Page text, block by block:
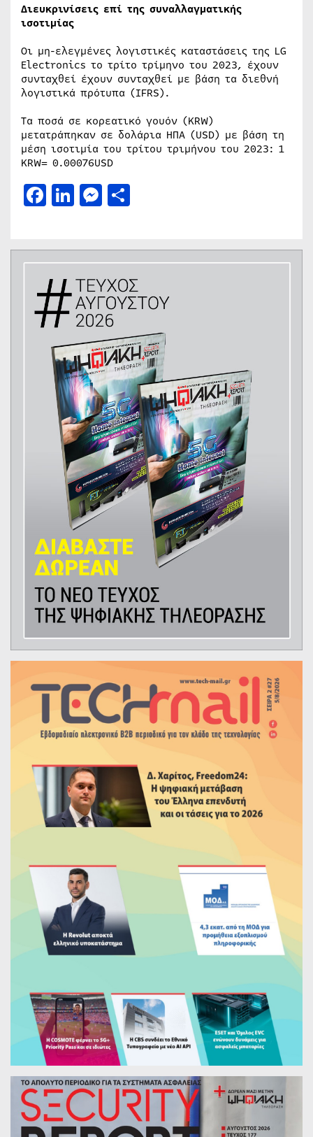
Διευκρινίσεις επί της συναλλαγματικής
ισοτιμίας
Οι μη-ελεγμένες λογιστικές καταστάσεις της LG
Electronics το τρίτο τρίμηνο του 2023, έχουν
συνταχθεί έχουν συνταχθεί με βάση τα διεθνή
λογιστικά πρότυπα (IFRS).
Τα ποσά σε κορεατικό γουόν (KRW)
μετατράπηκαν σε δολάρια ΗΠΑ (USD) με βάση τη
μέση ισοτιμία του τρίτου τριμήνου του 2023: 1
KRW= 0.00076USD
Facebook
LinkedIn
Messenger